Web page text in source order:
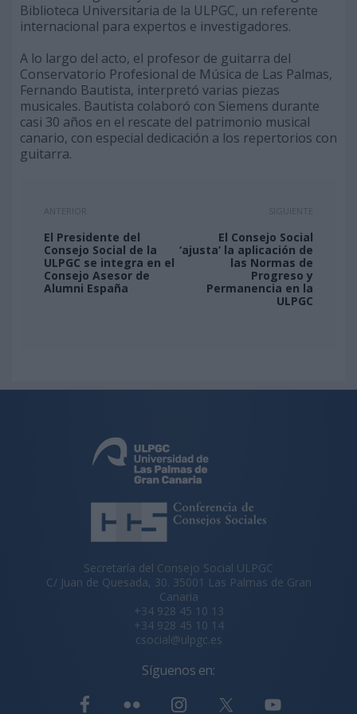
Biblioteca Universitaria de la ULPGC, un referente
internacional para expertos e investigadores.
A lo largo del acto, el profesor de guitarra del
Conservatorio Profesional de Música de Las Palmas,
Fernando Bautista, interpretó varias piezas
musicales. Bautista colaboró con Siemens durante
casi 30 años en el rescate del patrimonio musical
canario, con especial dedicación a los repertorios con
guitarra.
ANTERIOR
El Presidente del
Consejo Social de la
ULPGC se integra en el
Consejo Asesor de
Alumni España
SIGUIENTE
El Consejo Social
‘ajusta’ la aplicación de
las Normas de
Progreso y
Permanencia en la
ULPGC
Secretaría del Consejo Social ULPGC
C/ Juan de Quesada, 30. 35001 Las Palmas de Gran
Canaria
+34 928 45 10 13
+34 928 45 10 14
csocial@ulpgc.es
Síguenos en: